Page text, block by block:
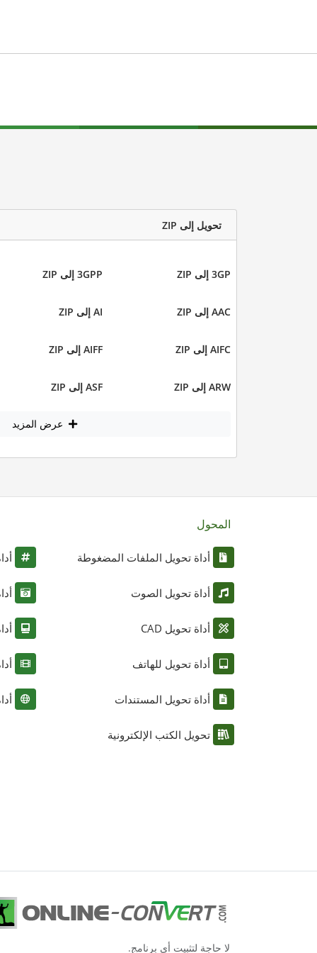
تحويل إلى ZIP
3GP إلى ZIP 3GPP إلى ZIP
AAC إلى ZIP AI إلى ZIP
AIFC إلى ZIP AIFF إلى ZIP
ARW إلى ZIP ASF إلى ZIP
عرض المزيد
المحول
أداة تحويل الملفات المضغوطة
أداة تحويل الصوت
أداة تحويل CAD
أداة تحويل للهاتف
أداة تحويل المستندات
تحويل الكتب الإلكترونية
لا حاجة لتثبيت أي برنامج.